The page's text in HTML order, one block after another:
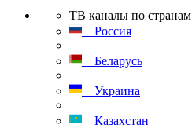
ТВ каналы по странам
Россия
Беларусь
Украина
Казахстан